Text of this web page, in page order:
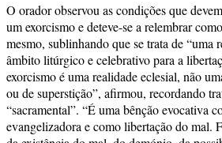
O orador observou as condições que
um exorcismo e deteve-se a relembrar
mesmo, sublinhando que se trata de “uma
âmbito litúrgico e celebrativo para a
exorcismo é uma realidade eclesial, não
ou de superstição”, afirmou, recordando
“sacramental”. “É uma bênção evocativa
evangelizadora e como libertação do mal.